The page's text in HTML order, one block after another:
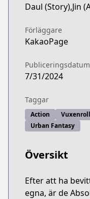
Daul (Story),Jin
Förläggare
KakaoPage
Publiceringsdatum
7/31/2024
Taggar
Action Vuxenroll
Urban Fantasy
Översikt
Efter att ha
egna, är de